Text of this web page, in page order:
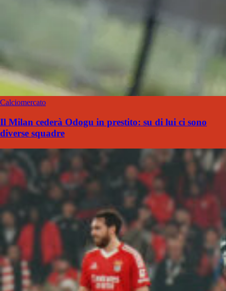
Calciomercato
Il Milan cederà Odogu in prestito: su di lui ci sono
diverse squadre